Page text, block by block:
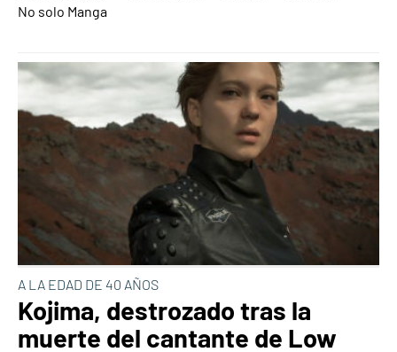
No solo Manga
A LA EDAD DE 40 AÑOS
Kojima, destrozado tras la
muerte del cantante de Low